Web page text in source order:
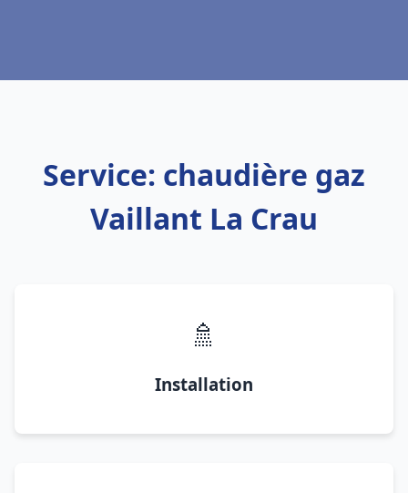
Service: chaudière gaz
Vaillant La Crau
🚿
Installation